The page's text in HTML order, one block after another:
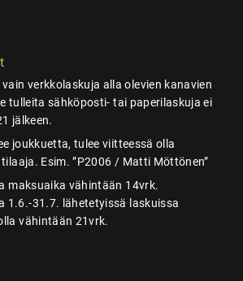
verkkolaskuja alla olevien kanavien
tulleita sähköposti- tai paperilaskuja ei
jälkeen.
joukkuetta, tulee viitteessä olla
Esim. ”P2006 / Matti Möttönen”
maksuaika vähintään 14vrk.
1.6.-31.7. lähetetyissä laskuissa
vähintään 21vrk.